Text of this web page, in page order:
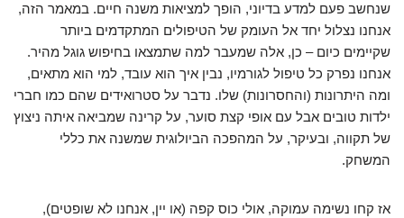
שנחשב פעם למדע בדיוני, הופך למציאות משנה חיים. במאמר הזה,
אנחנו נצלול יחד אל העומק של הטיפולים המתקדמים ביותר
שקיימים כיום – כן, אלה שמעבר למה שתמצאו בחיפוש גוגל מהיר.
אנחנו נפרק כל טיפול לגורמיו, נבין איך הוא עובד, למי הוא מתאים,
ומה היתרונות (והחסרונות) שלו. נדבר על סטרואידים שהם כמו חברי
ילדות טובים אבל עם אופי קצת סוער, על קרינה שמביאה איתה ניצוץ
של תקווה, ובעיקר, על המהפכה הביולוגית שמשנה את כללי
המשחק.
אז קחו נשימה עמוקה, אולי כוס קפה (או יין, אנחנו לא שופטים),